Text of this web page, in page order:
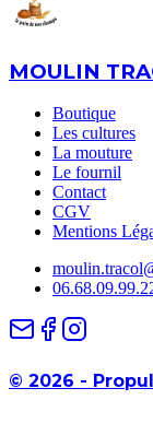
MOULIN
Boutique
Les cultures
La mouture
Le fournil
Contact
CGV
Mentions
© 2026 -